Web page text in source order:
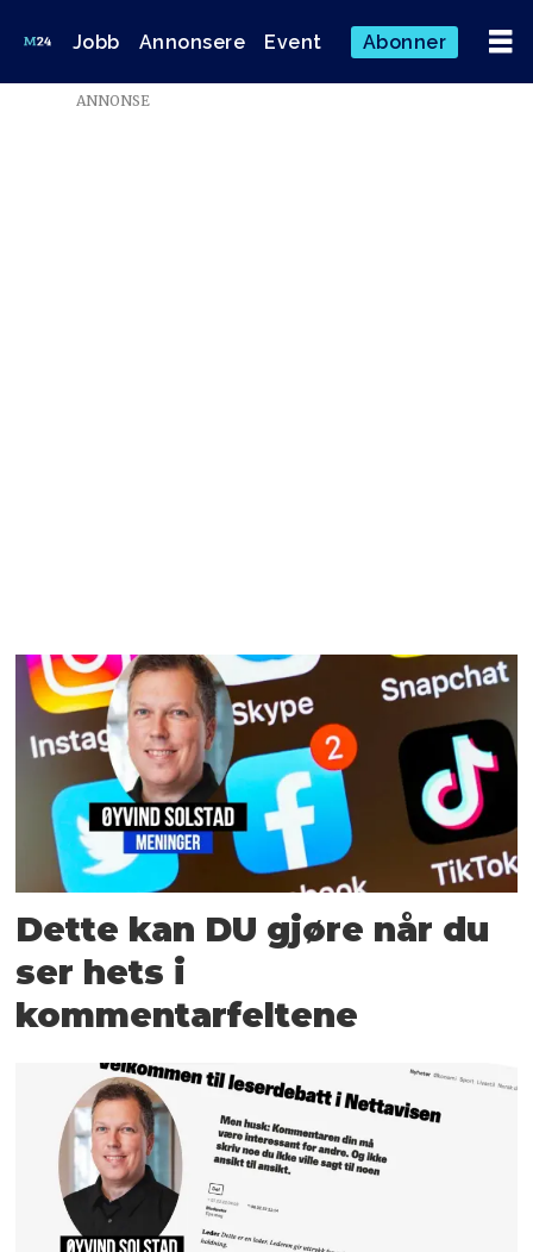
Jobb Annonsere Event Abonner
Emne:
ANNONSE
Dette kan DU gjøre når du
ser hets i
kommentarfeltene